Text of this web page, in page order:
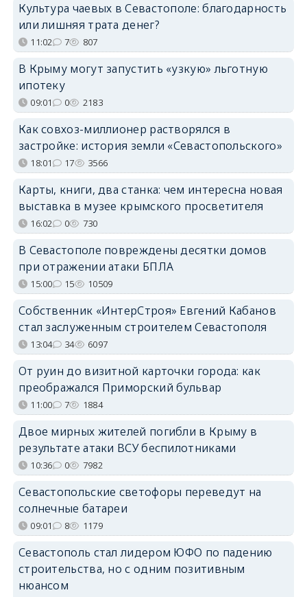
Культура чаевых в Севастополе: благодарность
или лишняя трата денег?
11:02 7 807
В Крыму могут запустить «узкую» льготную
ипотеку
09:01 0 2183
Как совхоз-миллионер растворялся в
застройке: история земли «Севастопольского»
18:01 17 3566
Карты, книги, два станка: чем интересна новая
выставка в музее крымского просветителя
16:02 0 730
В Севастополе повреждены десятки домов
при отражении атаки БПЛА
15:00 15 10509
Собственник «ИнтерСтроя» Евгений Кабанов
стал заслуженным строителем Севастополя
13:04 34 6097
От руин до визитной карточки города: как
преображался Приморский бульвар
11:00 7 1884
Двое мирных жителей погибли в Крыму в
результате атаки ВСУ беспилотниками
10:36 0 7982
Севастопольские светофоры переведут на
солнечные батареи
09:01 8 1179
Севастополь стал лидером ЮФО по падению
строительства, но с одним позитивным
нюансом